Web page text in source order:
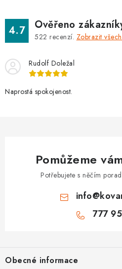
4.7 Ověřeno
522 recenzí. Zobrazit
Rudolf Doležal
Naprostá spokojenost.
Pomůžeme
Potřebujete s něčím
info@
777
pObecné informace